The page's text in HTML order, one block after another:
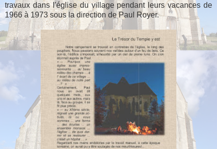
travaux dans l'église du village pendant leurs vacances de
1966 à 1973 sous la direction de Paul Royer.